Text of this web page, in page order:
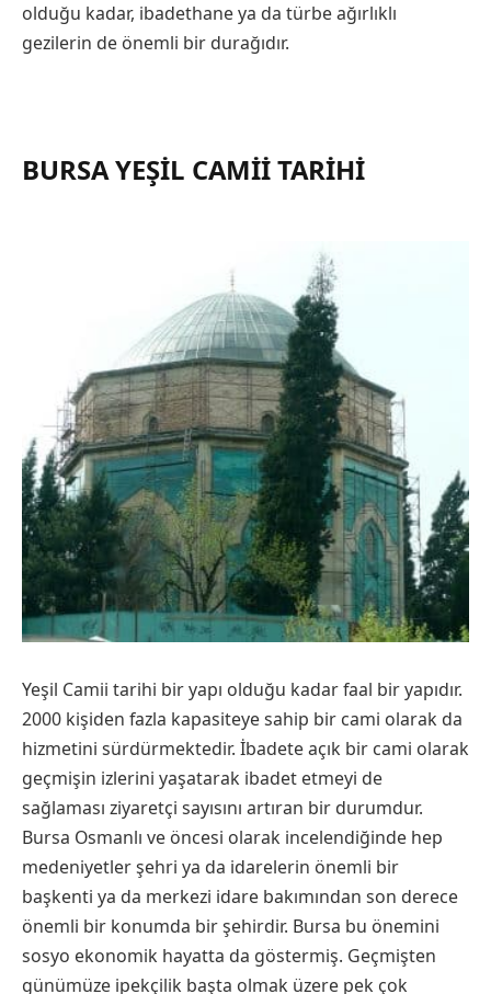
olduğu kadar, ibadethane ya da türbe ağırlıklı
gezilerin de önemli bir durağıdır.
BURSA YEŞIL CAMII TARIHI
Yeşil Camii tarihi bir yapı olduğu kadar faal bir yapıdır.
2000 kişiden fazla kapasiteye sahip bir cami olarak da
hizmetini sürdürmektedir. İbadete açık bir cami olarak
geçmişin izlerini yaşatarak ibadet etmeyi de
sağlaması ziyaretçi sayısını artıran bir durumdur.
Bursa Osmanlı ve öncesi olarak incelendiğinde hep
medeniyetler şehri ya da idarelerin önemli bir
başkenti ya da merkezi idare bakımından son derece
önemli bir konumda bir şehirdir. Bursa bu önemini
sosyo ekonomik hayatta da göstermiş. Geçmişten
günümüze ipekçilik başta olmak üzere pek çok